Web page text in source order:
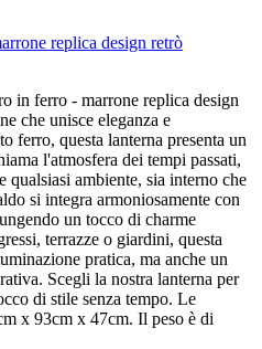
replica design retrò
in ferro - marrone replica design
che unisce eleganza e
ferro, questa lanterna presenta un
l'atmosfera dei tempi passati,
qualsiasi ambiente, sia interno che
si integra armoniosamente con
un tocco di charme
terrazze o giardini, questa
pratica, ma anche un
Scegli la nostra lanterna per
di stile senza tempo. Le
x 93cm x 47cm. Il peso è di